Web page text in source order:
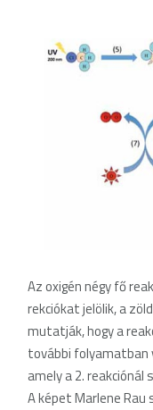
Az oxigén négy fő
rekciókat jelölik, a
mutatják, hogy a
további folyamatban
amely a 2. reakciónál
A képet Marlene